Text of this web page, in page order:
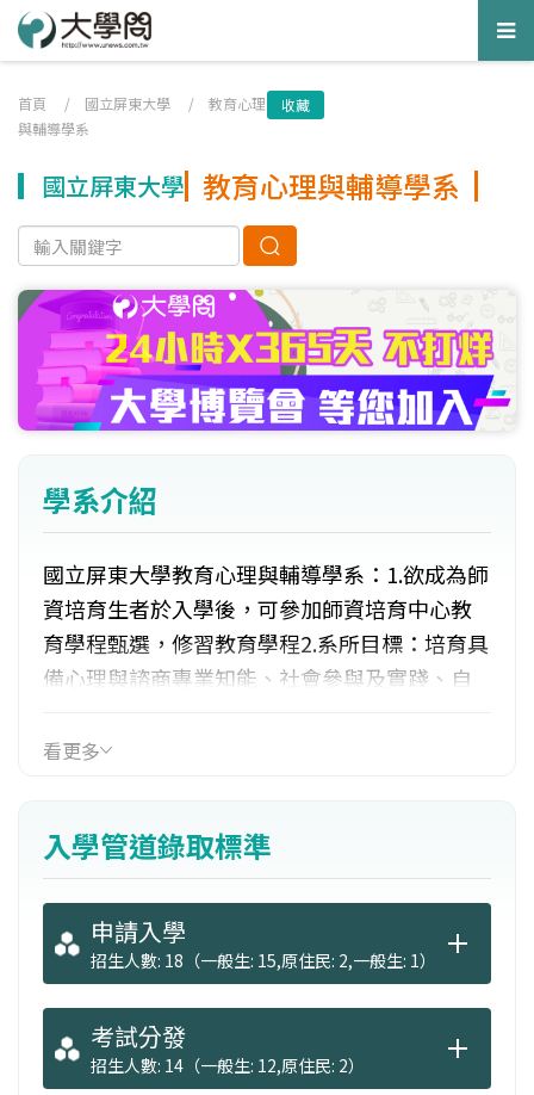
首頁 / 國立屏東大學 / 教育心理
與輔導學系
收藏
國立屏東大學 教育心理與輔導學系
學系介紹
國立屏東大學教育心理與輔導學系：1.欲成為師
資培育生者於入學後，可參加師資培育中心教
育學程甄選，修習教育學程2.系所目標：培育具
備心理與諮商專業知能、社會參與及實踐、自
務兼備，從事發展與學習、學校輔導及社區諮
工作者。
看更多
入學管道錄取標準
申請入學
招生人數: 18（一般生: 15,原住民: 2,一般生: 1）
考試分發
招生人數: 14（一般生: 12,原住民: 2）